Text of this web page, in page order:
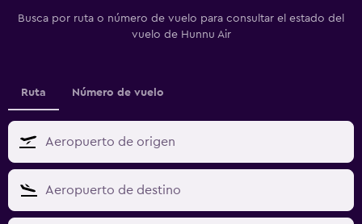
Busca por ruta o número de vuelo para consultar el estado del
vuelo de Hunnu Air
Ruta Número de vuelo